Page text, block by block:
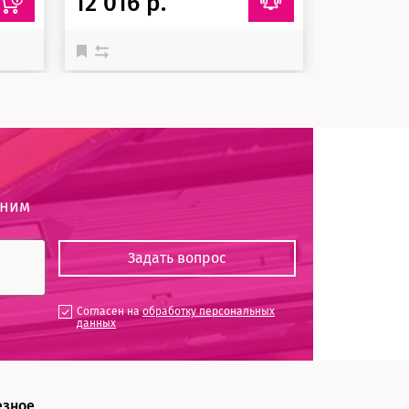
Согласен наобработку персональных
данных